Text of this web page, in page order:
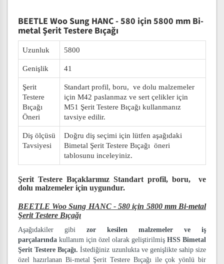
BEETLE Woo Sung HANC - 580 için 5800 mm Bi-
metal Şerit Testere Bıçağı
Uzunluk 5800
Genişlik 41
Şerit
Testere
Bıçağı
Öneri
Standart profil, boru, ve dolu malzemeler
için M42 paslanmaz ve sert çelikler için
M51 Şerit Testere Bıçağı kullanmanız
tavsiye edilir.
Diş ölçüsü
Tavsiyesi
Doğru diş seçimi için lütfen aşağıdaki
Bimetal Şerit Testere Bıçağı öneri
tablosunu inceleyiniz.
Şerit Testere Bıçaklarımız Standart profil, boru, ve
dolu malzemeler için uygundur.
BEETLE Woo Sung HANC - 580 için 5800 mm Bi-metal
Şerit Testere Bıçağı
Aşağıdakiler gibi zor kesilen malzemeler ve iş
parçalarında kullanım için özel olarak geliştirilmiş HSS Bimetal
Şerit Testere Bıçağı.İstediğiniz uzunlukta ve genişlikte sahip size
özel hazırlanan Bi-metal Şerit Testere Bıçağı ile çok yönlü bir